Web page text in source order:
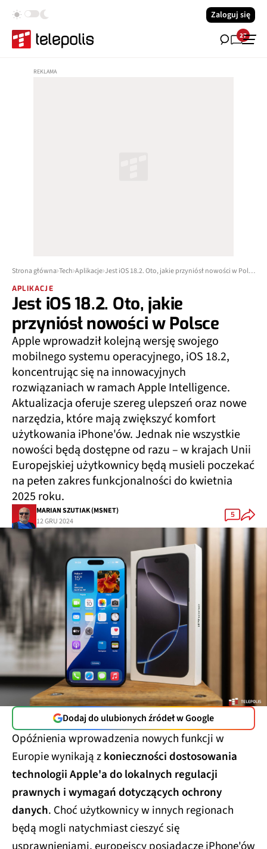
Zaloguj się
27
Strona główna Tech Aplikacje Jest iOS 18.2. Oto, jakie przyniósł nowości w Polsce
APLIKACJE
Jest iOS 18.2. Oto, jakie
przyniósł nowości w Polsce
Apple wprowadził kolejną wersję swojego
mobilnego systemu operacyjnego, iOS 18.2,
koncentrując się na innowacyjnych
rozwiązaniach w ramach Apple Intelligence.
Aktualizacja oferuje szereg ulepszeń oraz nowe
narzędzia, które mają zwiększyć komfort
użytkowania iPhone'ów. Jednak nie wszystkie
nowości będą dostępne od razu – w krajach Unii
Europejskiej użytkownicy będą musieli poczekać
na pełen zakres funkcjonalności do kwietnia
2025 roku.
MARIAN SZUTIAK (MSNET)
12 GRU 2024
5
Dodaj do ulubionych źródeł w Google
Opóźnienia wprowadzenia nowych funkcji w
Europie wynikają zkonieczności dostosowania
technologii Apple'a do lokalnych regulacji
prawnych i wymagań dotyczących ochrony
danych. Choć użytkownicy w innych regionach
będą mogli natychmiast cieszyć się